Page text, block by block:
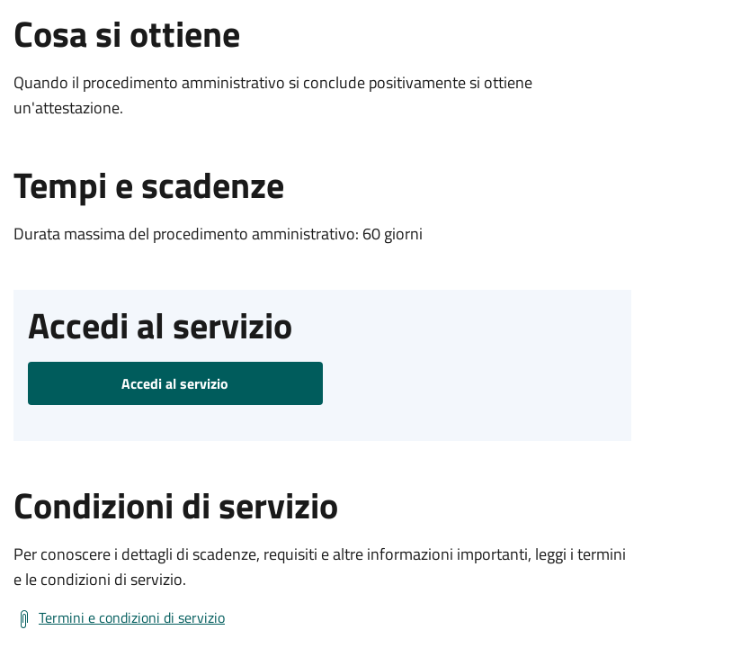
Cosa si ottiene
Quando il procedimento amministrativo si conclude positivamente si ottiene
un'attestazione.
Tempi e scadenze
Durata massima del procedimento amministrativo: 60 giorni
Accedi al servizio
Accedi al servizio
Condizioni di servizio
Per conoscere i dettagli di scadenze, requisiti e altre informazioni importanti, leggi i termini
e le condizioni di servizio.
Termini e condizioni di servizio